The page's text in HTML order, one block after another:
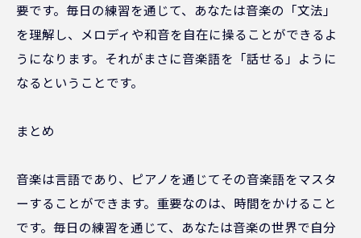
要です。毎日の練習を通じて、あなたは音楽の「文法」
を理解し、メロディや和音を自在に操ることができるよ
うになります。それがまさに音楽語を「話せる」ように
なるということです。
まとめ
音楽は言語であり、ピアノを通じてその音楽語をマスタ
ーすることができます。重要なのは、時間をかけること
です。毎日の練習を通じて、あなたは音楽の世界で自分